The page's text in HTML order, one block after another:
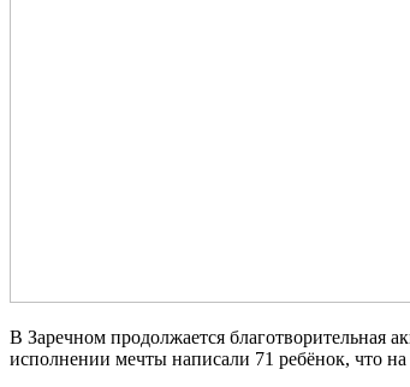
В Заречном продолжается благотворительная
исполнении мечты написали 71 ребёнок, что